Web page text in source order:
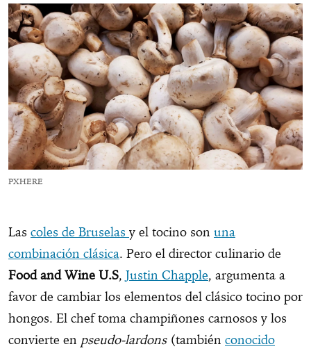
PXHERE
Las coles de Bruselas y el tocino son una
combinación clásica. Pero el director culinario de
Food and Wine U.S, Justin Chapple, argumenta a
favor de cambiar los elementos del clásico tocino por
hongos. El chef toma champiñones carnosos y los
convierte en pseudo-lardons(también conocido